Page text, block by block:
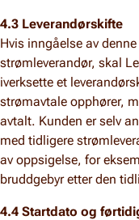
4.3 Leverandørskifte
Hvis inngåelse av
strømleverandør, skal
iverksette et
strømavtale opphører,
avtalt. Kunden er selv
med tidligere
av oppsigelse, for
bruddgebyr etter den
4.4 Startdato og